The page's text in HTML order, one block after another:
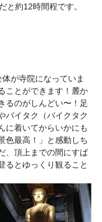
と約12時間程です。
が寺院になっていま
ことができます！麓か
るのがしんどい〜！足
バイタク（バイクタク
に着いてからいかにも
色最高！」と感動しち
、頂上までの間にすば
るとゆっくり観ること